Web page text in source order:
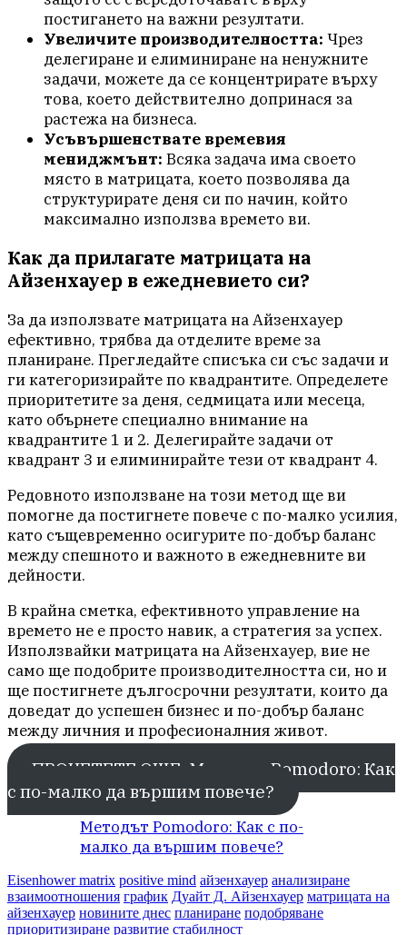
постигането на важни резултати.
Увеличите производителността: Чрез
делегиране и елиминиране на ненужните
задачи, можете да се концентрирате върху
това, което действително допринася за
растежа на бизнеса.
Усъвършенствате времевия
мениджмънт: Всяка задача има своето
място в матрицата, което позволява да
структурирате деня си по начин, който
максимално използва времето ви.
Как да прилагате матрицата на
Айзенхауер в ежедневието си?
За да използвате матрицата на Айзенхауер
ефективно, трябва да отделите време за
планиране. Прегледайте списъка си със задачи и
ги категоризирайте по квадрантите. Определете
приоритетите за деня, седмицата или месеца,
като обърнете специално внимание на
квадрантите 1 и 2. Делегирайте задачи от
квадрант 3 и елиминирайте тези от квадрант 4.
Редовното използване на този метод ще ви
помогне да постигнете повече с по-малко усилия,
като същевременно осигурите по-добър баланс
между спешното и важното в ежедневните ви
дейности.
В крайна сметка, ефективното управление на
времето не е просто навик, а стратегия за успех.
Използвайки матрицата на Айзенхауер, вие не
само ще подобрите производителността си, но и
ще постигнете дългосрочни резултати, които да
доведат до успешен бизнес и по-добър баланс
между личния и професионалния живот.
ПРОЧЕТЕТЕ ОЩЕ: Методът Pomodoro: Как
с по-малко да вършим повече?
Методът Pomodoro: Как с по-
малко да вършим повече?
Eisenhower matrix positive mind айзенхауер анализиране
взаимоотношения график Дуайт Д. Айзенхауер матрицата на
айзенхауер новините днес планиране подобряване
приоритизиране развитие стабилност